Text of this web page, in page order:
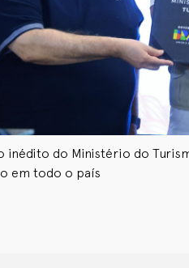
inédito do Ministério do
em todo o país